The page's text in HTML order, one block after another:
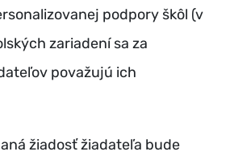
podpory škôl (v
zariadení sa za
považujú ich
žiadosť žiadateľa bude